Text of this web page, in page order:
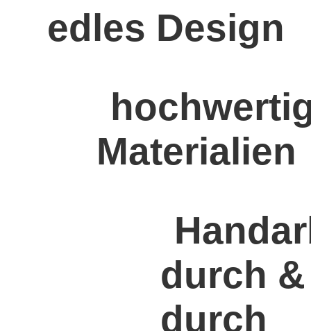
edles Design
Materialien
durch &
durch